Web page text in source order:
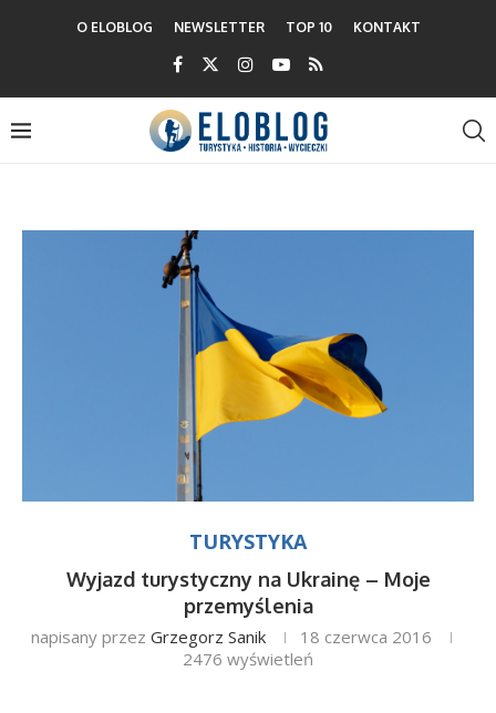
O ELOBLOG NEWSLETTER TOP 10 KONTAKT
TURYSTYKA
Wyjazd turystyczny na Ukrainę – Moje
przemyślenia
napisany przez Grzegorz Sanik
18 czerwca 2016
2476 wyświetleń